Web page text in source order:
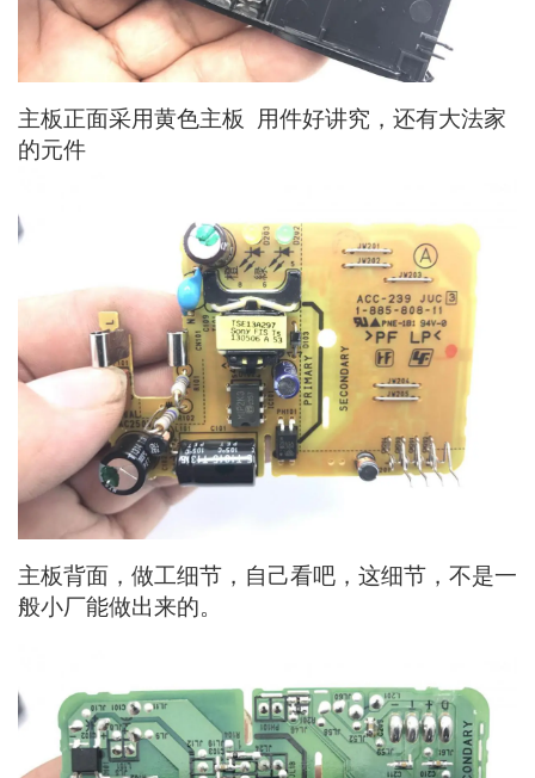
主板正面采用黄色主板 用件好讲究，还有大法家
的元件
主板背面，做工细节，自己看吧，这细节，不是一
般小厂能做出来的。